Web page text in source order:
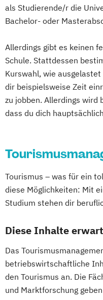
als Studierende/r die
Bachelor- oder
Allerdings gibt es keinen
Schule. Stattdessen
Kurswahl, wie
dir beispielsweise Zeit
zu jobben. Allerdings
dass du dich
Tourismus – was für ein
diese Möglichkeiten: Mit
Studium stehen dir
Diese Inhalte
Das
betriebswirtschaftliche
den Tourismus an. Die
und Marktforschung